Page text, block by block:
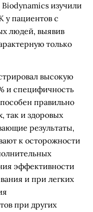
изучили
у пациентов с
людей, выявив
только
высокую
и специфичность
правильно
так и здоровых
результаты,
к осторожности
эффективности
и при легких
при других